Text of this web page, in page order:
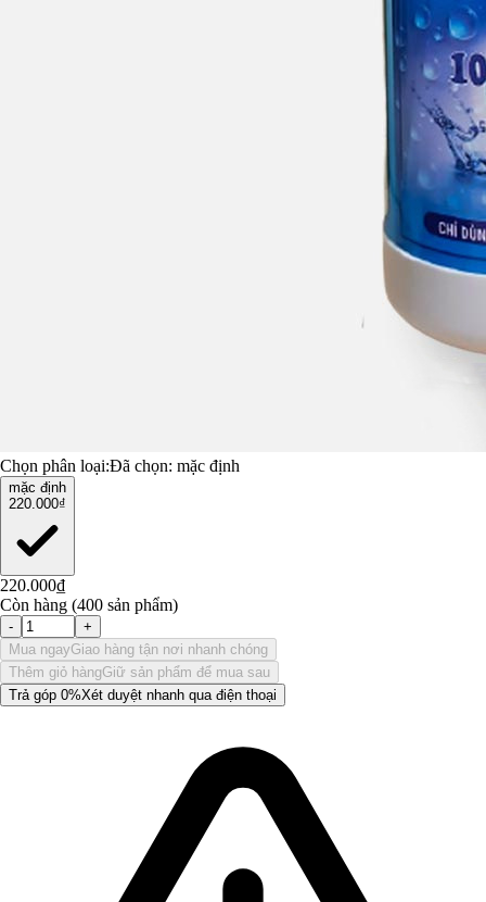
Chọn phân loại:Đã chọn: mặc định
mặc định
220.000₫
220.000₫
Còn hàng (400 sản phẩm)
-
+
Mua ngayGiao hàng tận nơi nhanh chóng
Thêm giỏ hàngGiữ sản phẩm để mua sau
Trả góp 0%Xét duyệt nhanh qua điện thoại